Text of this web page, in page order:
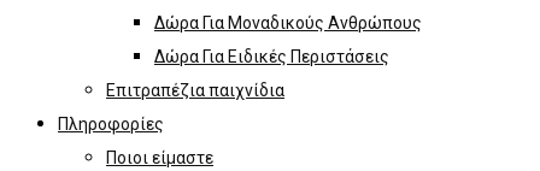
Δώρα Για Μοναδικούς Ανθρώπους
Δώρα Για Ειδικές Περιστάσεις
Επιτραπέζια παιχνίδια
Πληροφορίες
Ποιοι είμαστε